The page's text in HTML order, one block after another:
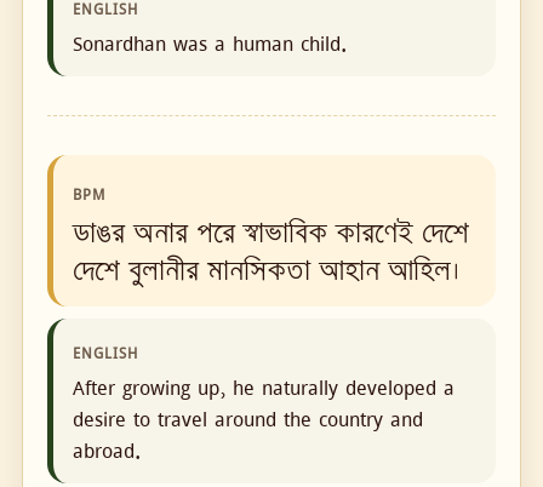
ENGLISH
Sonardhan was a human child.
BPM
ডাঙর অনার পরে স্বাভাবিক কারণেই দেশে
দেশে বুলানীর মানসিকতা আহান আহিল।
ENGLISH
After growing up, he naturally developed a
desire to travel around the country and
abroad.